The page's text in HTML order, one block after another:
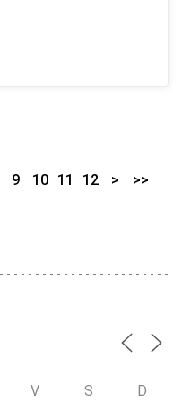
9 10 11 12 > >>
V S D